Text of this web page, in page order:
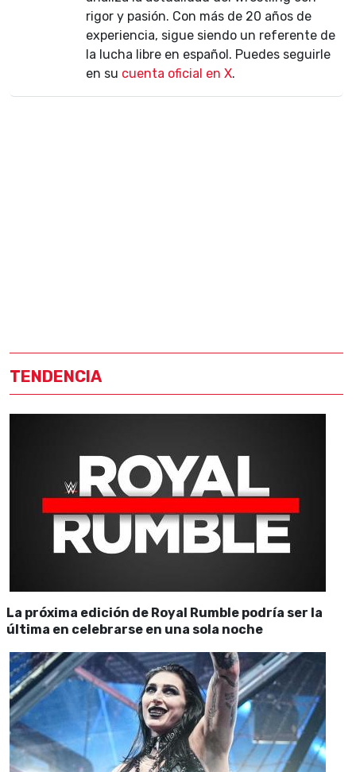
rigor y pasión. Con más de 20 años de
experiencia, sigue siendo un referente de
la lucha libre en español. Puedes seguirle
en su cuenta oficial en X.
TENDENCIA
La próxima edición de Royal Rumble podría ser la
última en celebrarse en una sola noche